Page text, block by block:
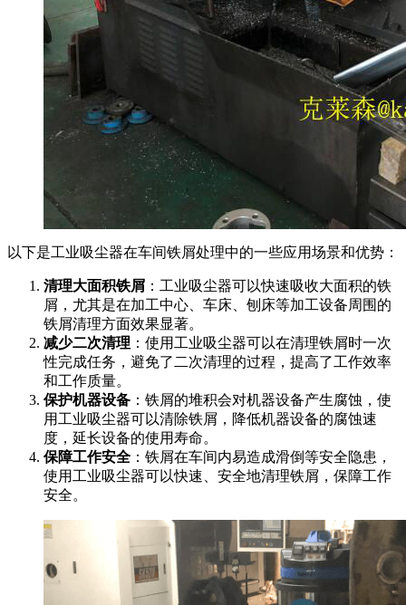
以下是工业吸尘器在车间铁屑处理中的一些应用场景和优势：
清理大面积铁屑 ：工业吸尘器可以快速吸收大面积的铁
屑，尤其是在加工中心、车床、刨床等加工设备周围的
铁屑清理方面效果显著。
减少二次清理 ：使用工业吸尘器可以在清理铁屑时一次
性完成任务，避免了二次清理的过程，提高了工作效率
和工作质量。
保护机器设备 ：铁屑的堆积会对机器设备产生腐蚀，使
用工业吸尘器可以清除铁屑，降低机器设备的腐蚀速
度，延长设备的使用寿命。
保障工作安全 ：铁屑在车间内易造成滑倒等安全隐患，
使用工业吸尘器可以快速、安全地清理铁屑，保障工作
安全。